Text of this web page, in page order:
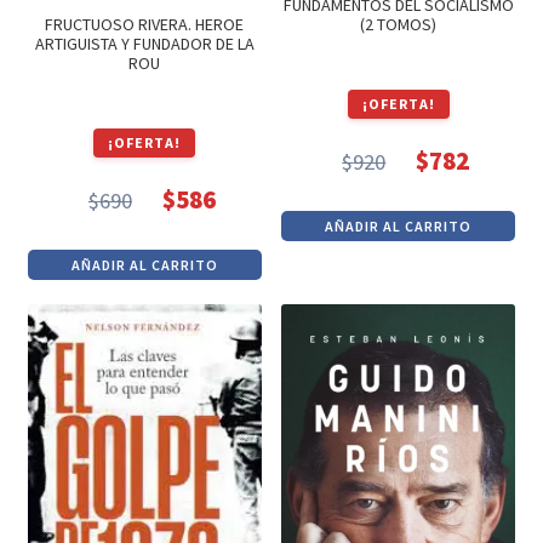
FRUCTUOSO RIVERA. HEROE
ARTIGUISTA Y FUNDADOR DE LA
ROU
¡OFERTA!
$690
precio
original
era:
$690.
$586
precio
actual
es:
$586.
AÑADIR AL CARRITO
FUNDAMENTOS DEL SOCIALISMO
(2 TOMOS)
¡OFERTA!
$920
precio
original
$920.
$782
precio
actual
$782.
AÑADIR AL CARRITO